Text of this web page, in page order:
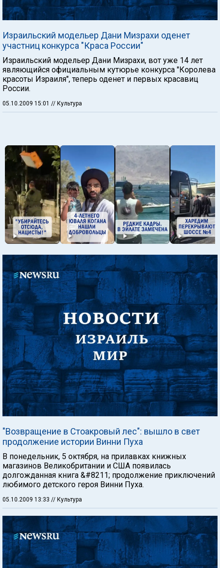
Израильский модельер Дани Мизрахи оденет
участниц конкурса "Краса России"
Израильский модельер Дани Мизрахи, вот уже 14 лет
являющийся официальным кутюрье конкурса "Королева
красоты Израиля", теперь оденет и первых красавиц
России.
05.10.2009 15:01 // Культура
"Возвращение в Стоакровый лес": вышло в свет
продолжение истории Винни Пуха
В понедельник, 5 октября, на прилавках книжных
магазинов Великобритании и США появилась
долгожданная книга &#8211; продолжение приключений
любимого детского героя Винни Пуха.
05.10.2009 13:33 // Культура